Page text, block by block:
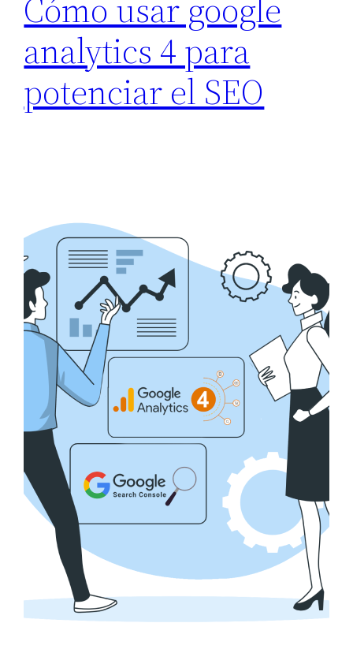
Cómo usar google
analytics 4 para
potenciar el SEO